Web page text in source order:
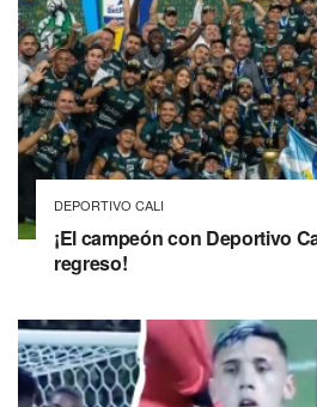
DEPORTIVO CALI
¡El campeón con Deportivo
regreso!